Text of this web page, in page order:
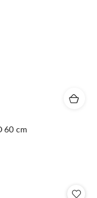
60 cm